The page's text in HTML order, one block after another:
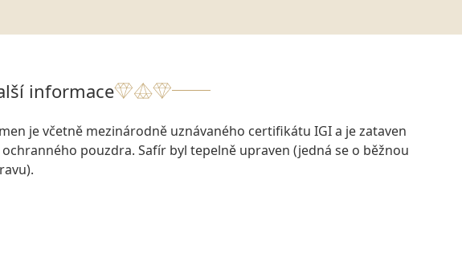
informace
je včetně mezinárodně uznávaného certifikátu IGI a je zataven
pouzdra. Safír byl tepelně upraven (jedná se o běžnou